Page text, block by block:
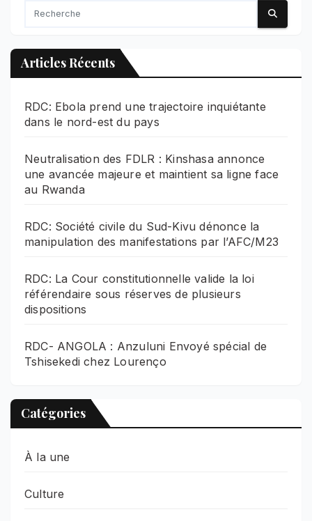
Articles Récents
RDC: Ebola prend une trajectoire inquiétante
dans le nord-est du pays
Neutralisation des FDLR : Kinshasa annonce
une avancée majeure et maintient sa ligne face
au Rwanda
RDC: Société civile du Sud-Kivu dénonce la
manipulation des manifestations par l’AFC/M23
RDC: La Cour constitutionnelle valide la loi
référendaire sous réserves de plusieurs
dispositions
RDC- ANGOLA : Anzuluni Envoyé spécial de
Tshisekedi chez Lourenço
Catégories
À la une
Culture